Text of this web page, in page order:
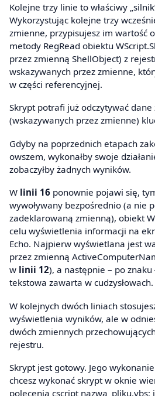
Kolejne trzy linie to właściwy
Wykorzystując kolejne trzy
zmienne, przypisujesz im wartość
metody RegRead obiektu
przez zmienną ShellObject) z
wskazywanych przez zmienne,
w części referencyjnej.
Skrypt potrafi już odczytywać dane
(wskazywanych przez zmienne)
Gdyby na poprzednich etapach
owszem, wykonałby swoje
zobaczyłby żadnych wyników.
W linii 16 ponownie pojawi się,
wywoływany bezpośrednio (a nie
zadeklarowaną zmienną), obiekt
celu wyświetlenia informacji na
Echo. Najpierw wyświetlana jest
przez zmienną
w linii 12), a następnie – po znaku
tekstowa zawarta w cudzysłowach.
W kolejnych dwóch liniach
wyświetlenia wyników, ale w
dwóch zmiennych
rejestru.
Skrypt jest gotowy. Jego
chcesz wykonać skrypt w oknie
polecenia cscript nazwa_pliku.vbs;